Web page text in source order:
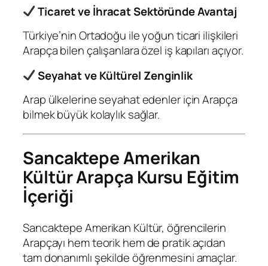
Ticaret ve İhracat Sektöründe Avantaj
Türkiye’nin Ortadoğu ile yoğun ticari ilişkileri
Arapça bilen çalışanlara özel iş kapıları açıyor.
Seyahat ve Kültürel Zenginlik
Arap ülkelerine seyahat edenler için Arapça
bilmek büyük kolaylık sağlar.
Sancaktepe Amerikan
Kültür Arapça Kursu Eğitim
İçeriği
Sancaktepe Amerikan Kültür, öğrencilerin
Arapçayı hem teorik hem de pratik açıdan
tam donanımlı şekilde öğrenmesini amaçlar.